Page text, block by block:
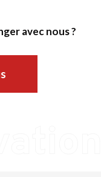
avec nous ?